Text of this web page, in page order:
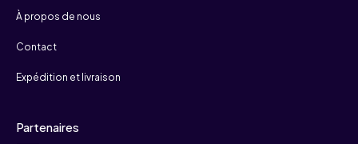
À propos de nous
Contact
Expédition et livraison
Partenaires